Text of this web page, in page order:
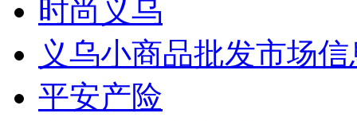
时尚义乌
义乌小商品批发市场
平安产险